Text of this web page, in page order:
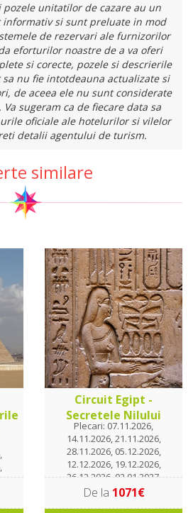
pozele unitatilor de cazare au un
informativ si sunt preluate in mod
de rezervari ale furnizorilor
eforturilor noastre de a va oferi
si corecte, pozele si descrierile
nu fie intotdeauna actualizate si
de aceea ele nu sunt considerate
sugeram ca de fiecare data sa
oficiale ale hotelurilor si vilelor
detalii agentului de turism.
similare
Circuit Egipt -
Secretele Nilului
Plecari: 07.11.2026,
14.11.2026, 21.11.2026,
28.11.2026, 05.12.2026,
12.12.2026, 19.12.2026,
26.12.2026, 02.01.2027,
09.01.2027, 16.01.2027
De la 1071€